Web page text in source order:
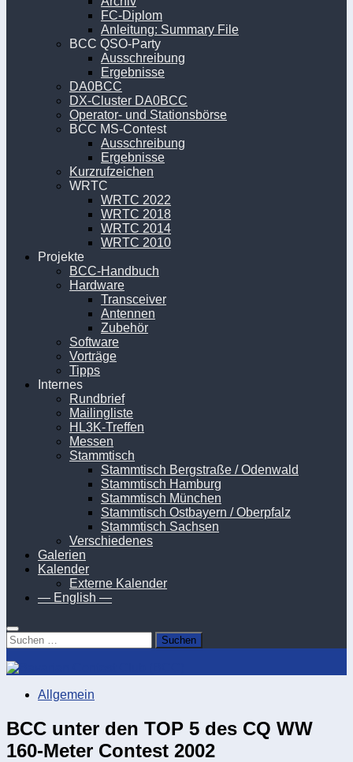
FC-Diplom
Anleitung: Summary File
BCC QSO-Party
Ausschreibung
Ergebnisse
DA0BCC
DX-Cluster DA0BCC
Operator- und Stationsbörse
BCC MS-Contest
Ausschreibung
Ergebnisse
Kurzrufzeichen
WRTC
WRTC 2022
WRTC 2018
WRTC 2014
WRTC 2010
Projekte
BCC-Handbuch
Hardware
Transceiver
Antennen
Zubehör
Software
Vorträge
Tipps
Internes
Rundbrief
Mailingliste
HL3K-Treffen
Messen
Stammtisch
Stammtisch Bergstraße / Odenwald
Stammtisch Hamburg
Stammtisch München
Stammtisch Ostbayern / Oberpfalz
Stammtisch Sachsen
Verschiedenes
Galerien
Kalender
Externe Kalender
— English —
Suchen
nach:
Allgemein
BCC unter den TOP 5 des CQ WW
160-Meter Contest 2002